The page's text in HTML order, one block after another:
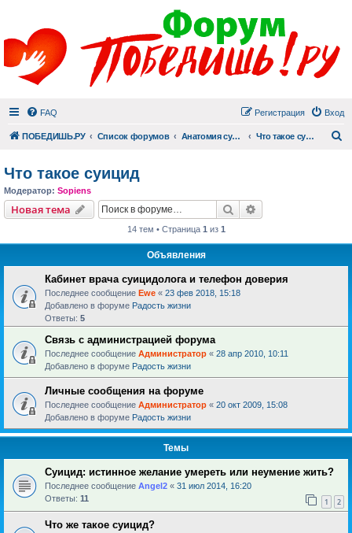
FAQ Вход
Регистрация
ПОБЕДИШЬ.РУ Список форумов Анатомия суицида Что такое суицид
Что такое суицид
Модератор: Sopiens
Новая тема Поиск
14 тем • Страница 1 из 1
Объявления
Кабинет врача суицидолога и телефон доверия
Последнее сообщение Ewe « 23 фев 2018, 15:18
Добавлено в форуме Радость жизни
Ответы: 5
Связь с администрацией форума
Последнее сообщение Администратор « 28 апр 2010, 10:11
Добавлено в форуме Радость жизни
Личные сообщения на форуме
Последнее сообщение Администратор « 20 окт 2009, 15:08
Добавлено в форуме Радость жизни
Темы
Суицид: истинное желание умереть или неумение жить?
Последнее сообщение Angel2 « 31 июл 2014, 16:20
Ответы: 11 1 2
Что же такое суицид?